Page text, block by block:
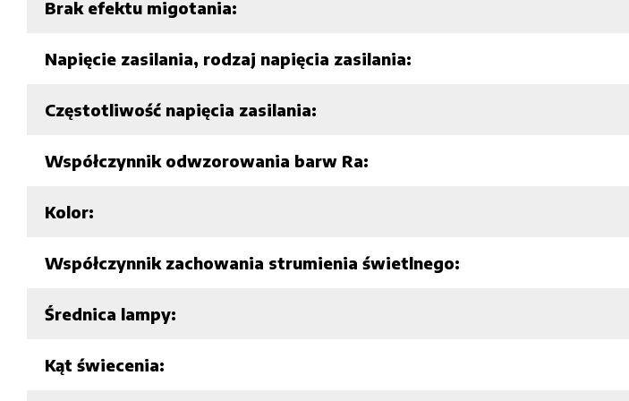
Brak efektu migotania:
Napięcie zasilania, rodzaj napięcia zasilania:
Częstotliwość napięcia zasilania:
Współczynnik odwzorowania barw Ra:
Kolor:
Współczynnik zachowania strumienia świetlnego:
Średnica lampy:
Kąt świecenia: